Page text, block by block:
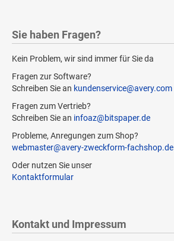
Sie haben Fragen?
Kein Problem, wir sind immer für Sie da
Fragen zur Software?
Schreiben Sie an kundenservice@avery.com
Fragen zum Vertrieb?
Schreiben Sie an infoaz@bitspaper.de
Probleme, Anregungen zum Shop?
webmaster@avery-zweckform-fachshop.de
Oder nutzen Sie unser
Kontaktformular
Kontakt und Impressum